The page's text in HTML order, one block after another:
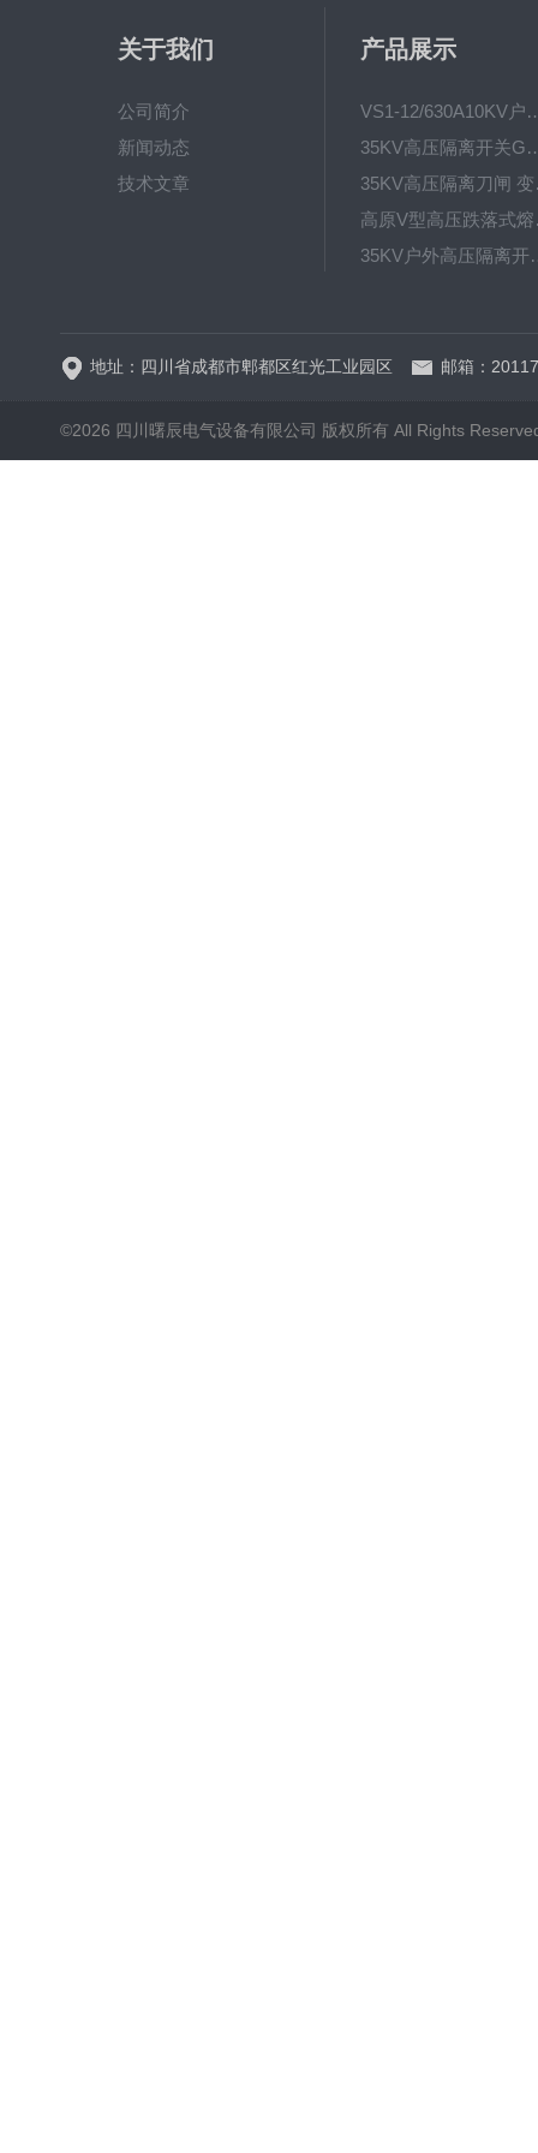
关于我们
公司简介
新闻动态
技术文章
产品展示
VS1-12/630A10KV
35KV高压隔离开关
高
35KV户外
地址：四川省成都市郫都区红光工业园区 邮箱：
©2026 四川曙辰电气设备有限公司 版权所有 All Rights